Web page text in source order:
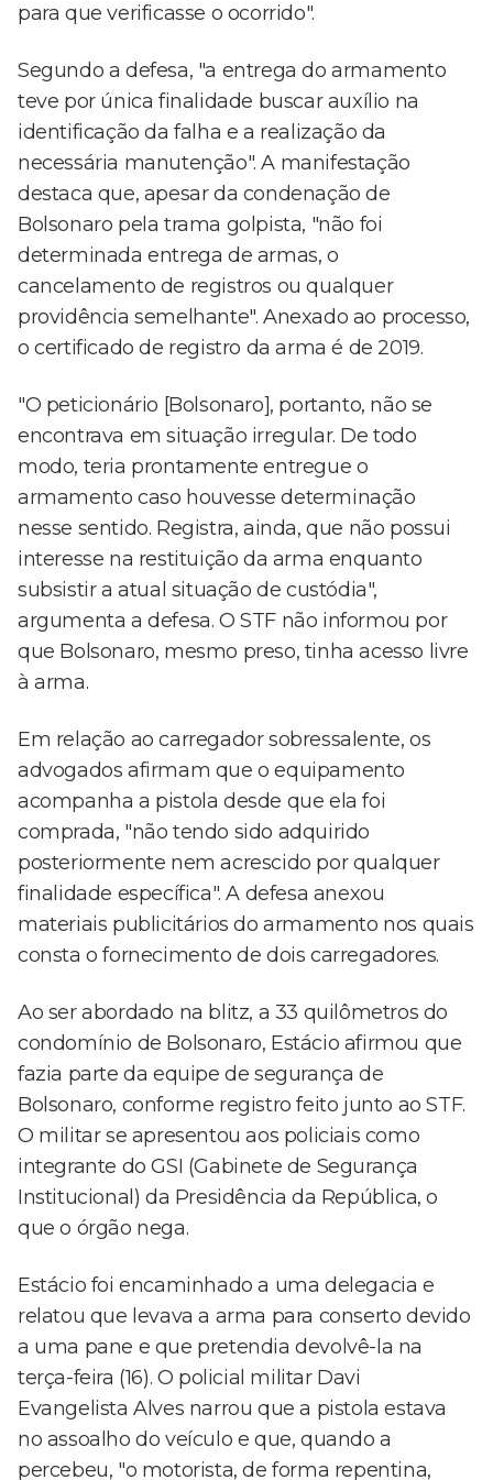
para que verificasse o ocorrido".
Segundo a defesa, "a entrega do armamento
teve por única finalidade buscar auxílio na
identificação da falha e a realização da
necessária manutenção". A manifestação
destaca que, apesar da condenação de
Bolsonaro pela trama golpista, "não foi
determinada entrega de armas, o
cancelamento de registros ou qualquer
providência semelhante". Anexado ao processo,
o certificado de registro da arma é de 2019.
"O peticionário [Bolsonaro], portanto, não se
encontrava em situação irregular. De todo
modo, teria prontamente entregue o
armamento caso houvesse determinação
nesse sentido. Registra, ainda, que não possui
interesse na restituição da arma enquanto
subsistir a atual situação de custódia",
argumenta a defesa. O STF não informou por
que Bolsonaro, mesmo preso, tinha acesso livre
à arma.
Em relação ao carregador sobressalente, os
advogados afirmam que o equipamento
acompanha a pistola desde que ela foi
comprada, "não tendo sido adquirido
posteriormente nem acrescido por qualquer
finalidade específica". A defesa anexou
materiais publicitários do armamento nos quais
consta o fornecimento de dois carregadores.
Ao ser abordado na blitz, a 33 quilômetros do
condomínio de Bolsonaro, Estácio afirmou que
fazia parte da equipe de segurança de
Bolsonaro, conforme registro feito junto ao STF.
O militar se apresentou aos policiais como
integrante do GSI (Gabinete de Segurança
Institucional) da Presidência da República, o
que o órgão nega.
Estácio foi encaminhado a uma delegacia e
relatou que levava a arma para conserto devido
a uma pane e que pretendia devolvê-la na
terça-feira (16). O policial militar Davi
Evangelista Alves narrou que a pistola estava
no assoalho do veículo e que, quando a
percebeu, "o motorista, de forma repentina,